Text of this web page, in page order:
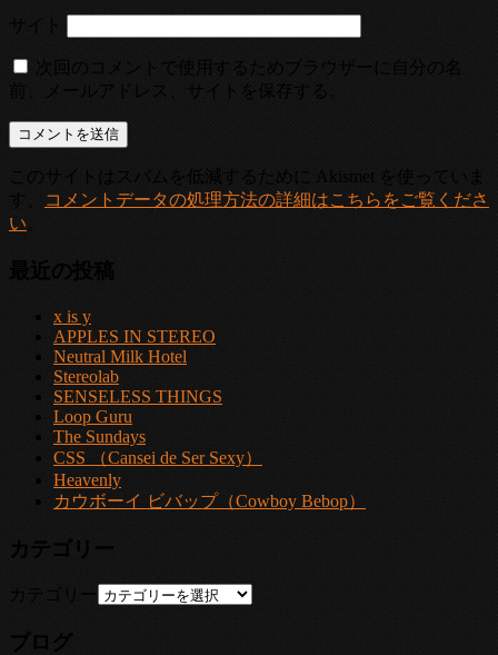
サイト
次回のコメントで使用するためブラウザーに自分の名
前、メールアドレス、サイトを保存する。
このサイトはスパムを低減するために Akismet を使っていま
す。
コメントデータの処理方法の詳細はこちらをご覧くださ
い
最近の投稿
x is y
APPLES IN STEREO
Neutral Milk Hotel
Stereolab
SENSELESS THINGS
Loop Guru
The Sundays
CSS （Cansei de Ser Sexy）
Heavenly
カウボーイ ビバップ（Cowboy Bebop）
カテゴリー
カテゴリー
ブログ